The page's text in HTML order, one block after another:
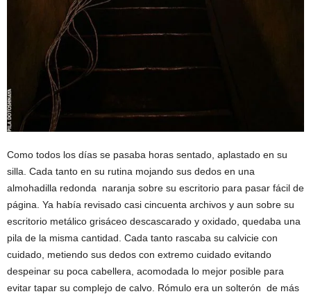
Como todos los días se pasaba horas sentado, aplastado en su
silla. Cada tanto en su rutina mojando sus dedos en una
almohadilla redonda naranja sobre su escritorio para pasar fácil de
página. Ya había revisado casi cincuenta archivos y aun sobre su
escritorio metálico grisáceo descascarado y oxidado, quedaba una
pila de la misma cantidad. Cada tanto rascaba su calvicie con
cuidado, metiendo sus dedos con extremo cuidado evitando
despeinar su poca cabellera, acomodada lo mejor posible para
evitar tapar su complejo de calvo. Rómulo era un solterón de más